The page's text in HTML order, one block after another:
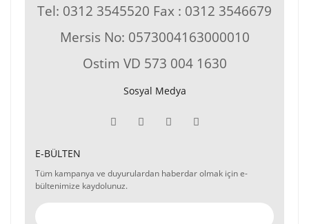
Tel: 0312 3545520 Fax : 0312 3546679
Mersis No: 0573004163000010
Ostim VD 573 004 1630
Sosyal Medya
E-BÜLTEN
Tüm kampanya ve duyurulardan haberdar olmak için e-
bültenimize kaydolunuz.